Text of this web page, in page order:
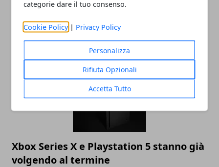
categorie dare il tuo consenso.
Cookie Policy | Privacy Policy
Personalizza
Rifiuta Opzionali
Accetta Tutto
L'editor di Street Fighter 6 crea
personaggi da incubo
09/10/2022
Xbox Series X e Playstation 5 stanno già
volgendo al termine